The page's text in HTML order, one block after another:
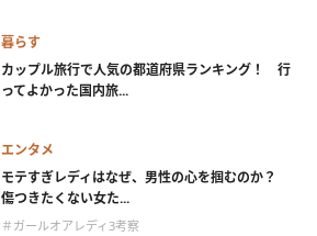
暮らす
カップル旅行で人気の都道府県ランキング！ 行
ってよかった国内旅...
エンタメ
モテすぎレディはなぜ、男性の心を掴むのか？
傷つきたくない女た...
＃ガールオアレディ3考察